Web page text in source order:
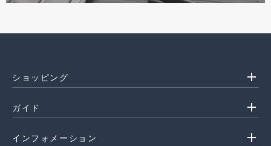
ショッピング add
ガイド add
インフォメーション add